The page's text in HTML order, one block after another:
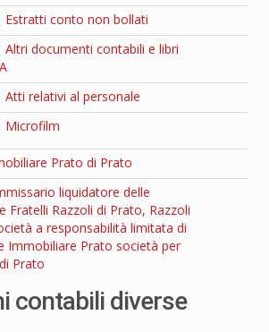
Estratti conto non bollati
Altri documenti contabili e libri
Atti relativi al personale
Microfilm
Prato di Prato
liquidatore delle
Fratelli Razzoli di Prato, Razzoli
a responsabilità limitata di
Immobiliare Prato società per
Prato
contabili diverse